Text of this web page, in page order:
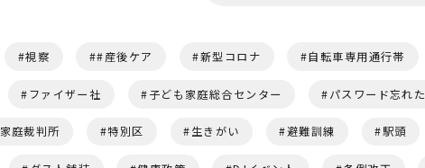
視察 #産後ケア 新型コロナ 自転車専用通行帯
ファイザー社 子ども家庭総合センター パスワード忘れた
家庭裁判所 特別区 生きがい 避難訓練 駅頭